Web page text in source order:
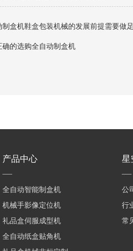
制盒机鞋盒包装机械的发展前提需要做
确的选购全自动制盒机
产品中心
全自动智能制盒机
机械手影像定位机
礼品盒伺服成型机
全自动纸盒贴角机
星
公
行
常